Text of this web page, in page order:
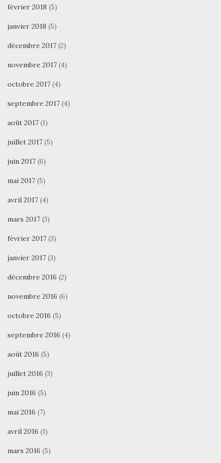
février 2018 (5)
janvier 2018 (5)
décembre 2017 (2)
novembre 2017 (4)
octobre 2017 (4)
septembre 2017 (4)
août 2017 (1)
juillet 2017 (5)
juin 2017 (6)
mai 2017 (5)
avril 2017 (4)
mars 2017 (3)
février 2017 (3)
janvier 2017 (3)
décembre 2016 (2)
novembre 2016 (6)
octobre 2016 (5)
septembre 2016 (4)
août 2016 (5)
juillet 2016 (3)
juin 2016 (5)
mai 2016 (7)
avril 2016 (1)
mars 2016 (5)